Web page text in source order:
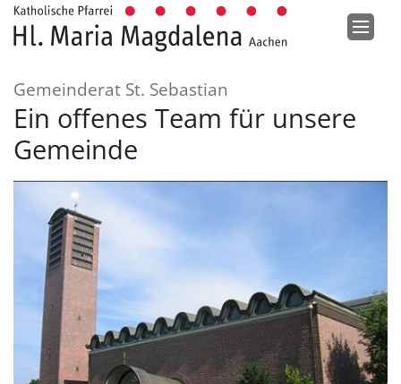
Zum Inhalt springen
Gemeinderat St. Sebastian
Ein offenes Team für unsere
Gemeinde